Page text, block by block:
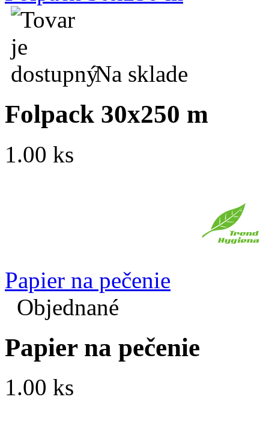
Na sklade
Folpack 30x250 m
1.00 ks
Papier na pečenie
Objednané
Papier na pečenie
1.00 ks